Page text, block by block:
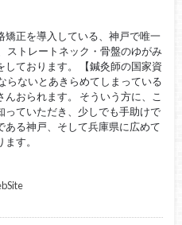
矯正を導入している、神戸で唯一
ストレートネック・骨盤のゆがみ
しております。 【鍼灸師の国家資
らないとあきらめてしまっている
おられます。 そういう方に、こ
っていただき、少しでも手助けで
ある神戸、そして兵庫県に広めて
す。